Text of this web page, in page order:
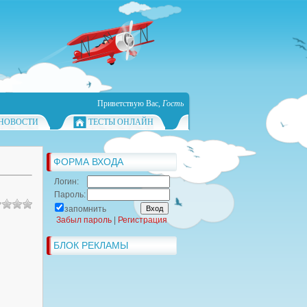
Приветствую Вас, Гость
ТЕСТЫ ОНЛАЙН
ФОРМА ВХОДА
Логин:
Пароль:
запомнить
Забыл пароль
Регистрация
БЛОК РЕКЛАМЫ